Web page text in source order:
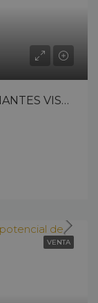
VILLA ADOSADA CON IMPRESIONANTES VISTAS AL MAR EN PLAYA PARAÍSO – 14004cs226
VENTA